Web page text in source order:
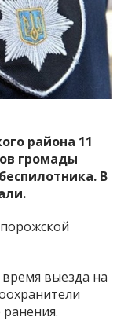
о событиях
и области.
района 11
громады
В
выезда на